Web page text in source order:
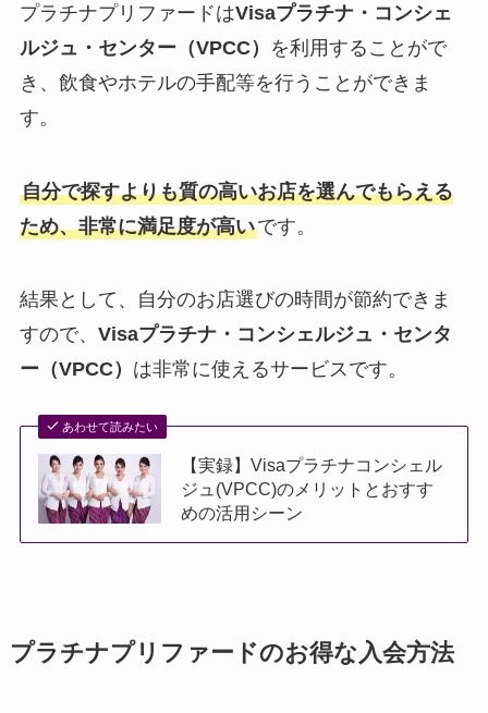
プラチナプリファードはVisaプラチナ・コンシェ
ルジュ・センター（VPCC）
を利用することがで
き、飲食やホテルの手配等を行うことができま
す。
自分で探すよりも質の高いお店を選んでもらえる
ため、非常に満足度が高いです。
結果として、自分のお店選びの時間が節約できま
すので、 Visaプラチナ・コンシェルジュ・センタ
ー（VPCC） は非常に使えるサービスです。
あわせて読みたい
【実録】Visaプラチナコンシェル
ジュ(VPCC)のメリットとおすす
めの活用シーン
プラチナプリファードのお得な入会方法